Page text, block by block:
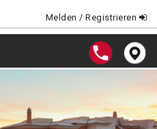
Melden / Registrieren